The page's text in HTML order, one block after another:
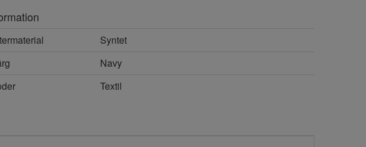
Syntet
Navy
Textil